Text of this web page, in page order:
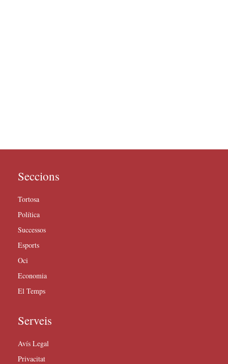
Seccions
Tortosa
Política
Successos
Esports
Oci
Economia
El Temps
Serveis
Avís Legal
Privacitat